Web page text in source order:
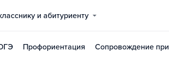
и абитуриенту
Профориентация Сопровождение